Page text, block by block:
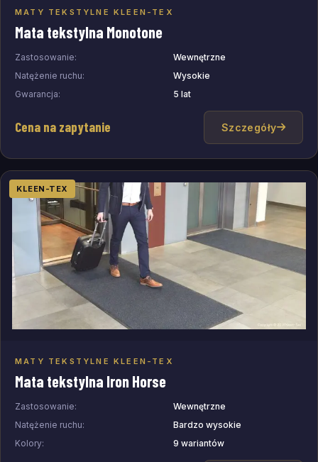
MATY TEKSTYLNE KLEEN-TEX
Mata tekstylna Monotone
Zastosowanie:
Wewnętrzne
Natężenie ruchu:
Wysokie
Gwarancja:
5 lat
Cena na zapytanie Szczegóły
KLEEN-TEX
MATY TEKSTYLNE KLEEN-TEX
Mata tekstylna Iron Horse
Zastosowanie:
Wewnętrzne
Natężenie ruchu:
Bardzo wysokie
Kolory:
9 wariantów